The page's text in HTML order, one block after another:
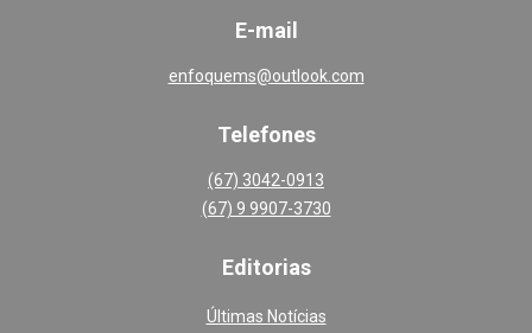
E-mail
enfoquems@outlook.com
Telefones
(67) 3042-0913
(67) 9 9907-3730
Editorias
Últimas Notícias